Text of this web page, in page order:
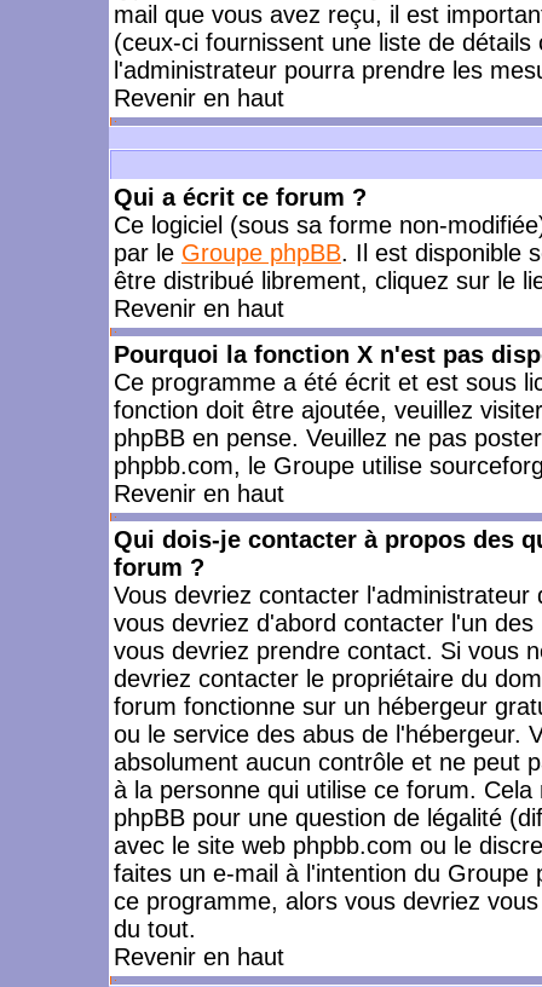
mail que vous avez reçu, il est
(ceux-ci fournissent une liste de
l'administrateur pourra prendre les
Revenir en haut
Qui a écrit ce forum ?
Ce logiciel (sous sa forme non-
par le Groupe phpBB. Il est disponible
être distribué librement, cliquez sur le
Revenir en haut
Pourquoi la fonction X n'est pas
Ce programme a été écrit et est sous
fonction doit être ajoutée, veuillez
phpBB en pense. Veuillez ne pas
phpbb.com, le Groupe utilise
Revenir en haut
Qui dois-je contacter à propos des
forum ?
Vous devriez contacter
vous devriez d'abord contacter l'un
vous devriez prendre contact. Si vous
devriez contacter le propriétaire du
forum fonctionne sur un hébergeur
ou le service des abus de l'hébergeur.
absolument aucun contrôle et ne peut
à la personne qui utilise ce forum.
phpBB pour une question de légalité
avec le site web phpbb.com ou le
faites un e-mail à l'intention du
ce programme, alors vous devriez
du tout.
Revenir en haut